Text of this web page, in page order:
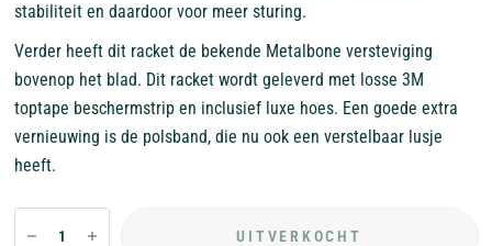
stabiliteit en daardoor voor meer sturing.
Verder heeft dit racket de bekende Metalbone versteviging
bovenop het blad. Dit racket wordt geleverd met losse 3M
toptape beschermstrip en inclusief luxe hoes. Een goede extra
vernieuwing is de polsband, die nu ook een verstelbaar lusje
heeft.
UITVERKOCHT